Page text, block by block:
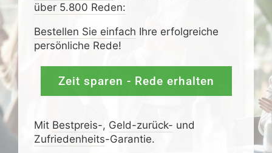
über 5.800 Reden:
Bestellen Sie einfach Ihre erfolgreiche
persönliche Rede!
Zeit sparen - Rede erhalten
Mit Bestpreis-, Geld-zurück- und
Zufrieden­­heits-Garantie.